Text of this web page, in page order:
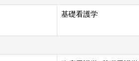
基礎看護学